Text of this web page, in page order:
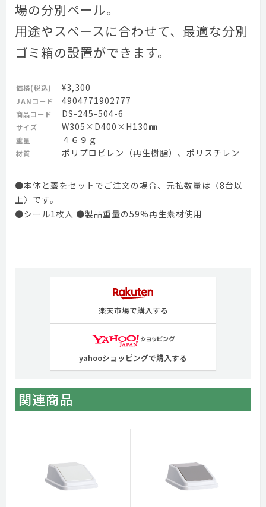
場の分別ペール。
用途やスペースに合わせて、最適な分別
ゴミ箱の設置ができます。
価格(税込) ¥3,300
JANコード 4904771902777
商品コード DS-245-504-6
サイズ W305×D400×H130㎜
重量 ４６９ｇ
材質 ポリプロピレン（再生樹脂）、ポリスチレン
●本体と蓋をセットでご注文の場合、元払数量は〈8台以
上〉です。
●シール1枚入 ●製品重量の59%再生素材使用
楽天市場で購入する
yahooショッピングで購入する
関連商品